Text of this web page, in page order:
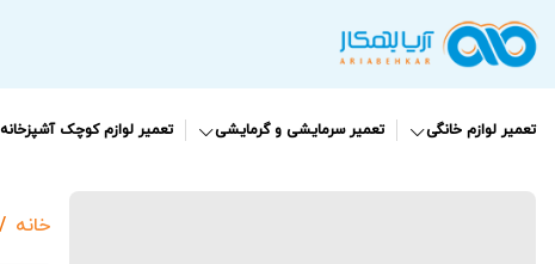
تعمیر لوازم خانگی تعمیر سرمایشی و گرمایشی تعمیر لوازم کوچک آشپزخانه
خانه